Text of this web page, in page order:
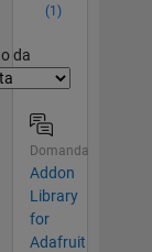
(1)
da
Domanda
Addon
Library
for
Adafruit